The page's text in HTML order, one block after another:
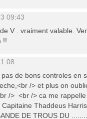
09:43
V . vraiment valable.
!!
de bons controles en
/> et plus on
/> <br /> ca me
Thaddeus
DE TROUS DU